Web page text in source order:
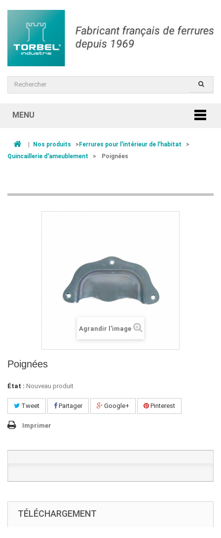
MENU
| Nos produits >Ferrures pour l'intérieur de l'habitat
>
Quincaillerie d'ameublement
> Poignées
Agrandir l'image
Poignées
État : Nouveau produit
Tweet Partager Google+ Pinterest
Imprimer
TÉLÉCHARGEMENT